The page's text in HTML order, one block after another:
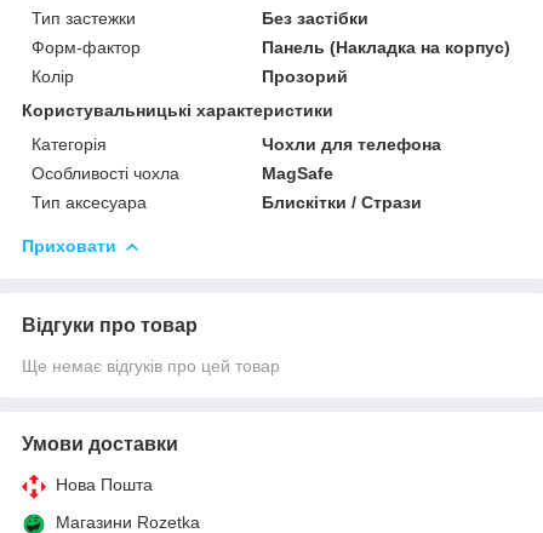
Тип застежки
Без застібки
Форм-фактор
Панель (Накладка на корпус)
Колір
Прозорий
Користувальницькі характеристики
Категорія
Чохли для телефона
Особливості чохла
MagSafe
Тип аксесуара
Блискітки / Стрази
Приховати
Відгуки про товар
Ще немає відгуків про цей товар
Умови доставки
Нова Пошта
Магазини Rozetka